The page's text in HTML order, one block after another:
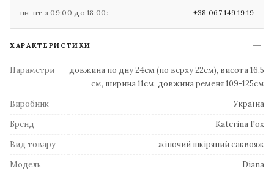
пн-пт з 09:00 до 18:00: +38 067 149 19 19
ХАРАКТЕРИСТИКИ
Параметри
довжина по дну 24см (по верху 22см), висота 16,5
см, ширина 11см, довжина ременя 109-125см
Виробник
Україна
Бренд
Katerina Fox
Вид товару
жіночий шкіряний саквояж
Модель
Diana